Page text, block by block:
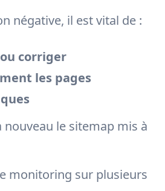
négative, il est vital de :
corriger
les pages
nouveau le sitemap mis à
monitoring sur plusieurs